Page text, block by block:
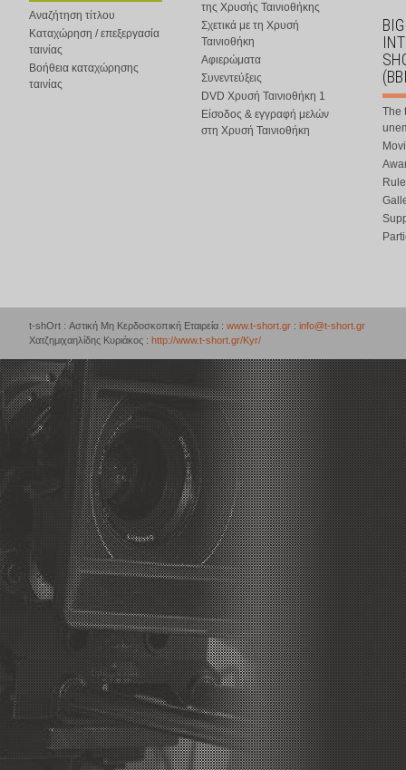
Αναζήτηση τίτλου
Καταχώρηση / επεξεργασία
ταινίας
Βοήθεια καταχώρησης
ταινίας
της Χρυσής Ταινιοθήκης
Σχετικά με τη Χρυσή
Ταινιοθήκη
Αφιερώματα
Συνεντεύξεις
DVD Χρυσή Ταινιοθήκη 1
Είσοδος & εγγραφή μελών
στη Χρυσή Ταινιοθήκη
The
t-shOrt : Αστική Μη Κερδοσκοπική Εταιρεία : www.t-short.gr : info@t-short.gr
Χατζημιχαηλίδης Κυριάκος : http://www.t-short.gr/Kyr/